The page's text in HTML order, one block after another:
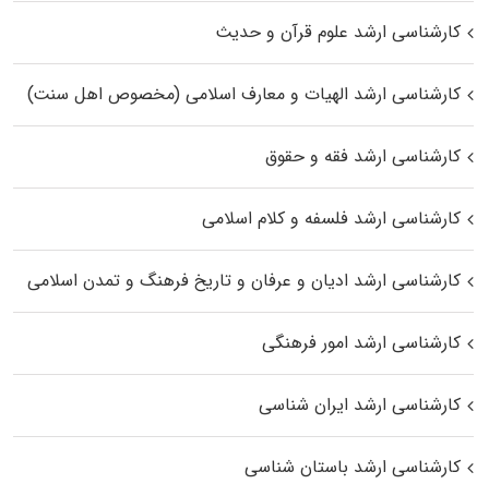
کارشناسی ارشد علوم قرآن و حدیث
کارشناسی ارشد الهیات و معارف اسلامی (مخصوص اهل سنت)
کارشناسی ارشد فقه و حقوق
کارشناسی ارشد فلسفه و کلام اسلامی
کارشناسی ارشد ادیان و عرفان و تاریخ فرهنگ و تمدن اسلامی
کارشناسی ارشد امور فرهنگی
کارشناسی ارشد ایران شناسی
کارشناسی ارشد باستان شناسی